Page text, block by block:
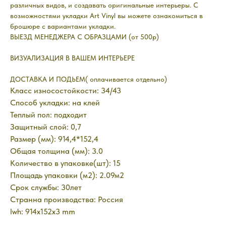
различных видов, и создавать оригинальные интерьеры. С
возможностями укладки Art Vinyl вы можете ознакомиться в
брошюре с вариантами укладки.
ВЫЕЗД МЕНЕДЖЕРА С ОБРАЗЦАМИ (от 500р)
ВИЗУАЛИЗАЦИЯ В ВАШЕМ ИНТЕРЬЕРЕ
ДОСТАВКА И ПОДЬЕМ( оплачивается отдельно)
Класс износостойкости: 34/43
Способ укладки: на клей
Теплый пол: подходит
Защитный слой: 0,7
Размер (мм): 914,4*152,4
Общая толщина (мм): 3.0
Количество в упаковке(шт): 15
Площадь упаковки (м2): 2.09м2
Срок службы: 30лет
Странна производства: Россия
lwh: 914x152x3 mm